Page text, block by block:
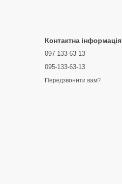
Контактна інформація
097-133-63-13
095-133-63-13
Передзвонити вам?